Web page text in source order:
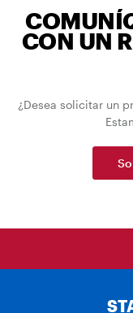
CON UN
¿Desea solicitar un